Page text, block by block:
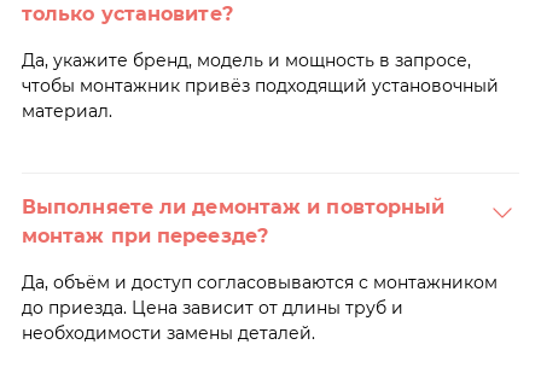
только установите?
Да, укажите бренд, модель и мощность в запросе,
чтобы монтажник привёз подходящий установочный
материал.
Выполняете ли демонтаж и повторный
монтаж при переезде?
Да, объём и доступ согласовываются с монтажником
до приезда. Цена зависит от длины труб и
необходимости замены деталей.